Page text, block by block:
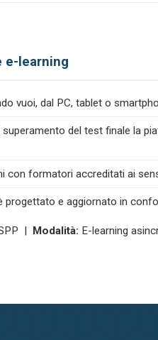
e-learning
vuoi, dal PC, tablet o
del test finale la
con formatori accreditati ai
progettato e aggiornato in
| Modalità: E-learning